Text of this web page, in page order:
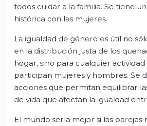
todos cuidar a la familia. Se tiene
histórica con las mujeres.
La igualdad de género es útil no
en la distribución justa de los
hogar, sino para cualquier
participan mujeres y hombres. Se
acciones que permitan equilibrar
de vida que afectan la igualdad
El mundo sería mejor si las parejas